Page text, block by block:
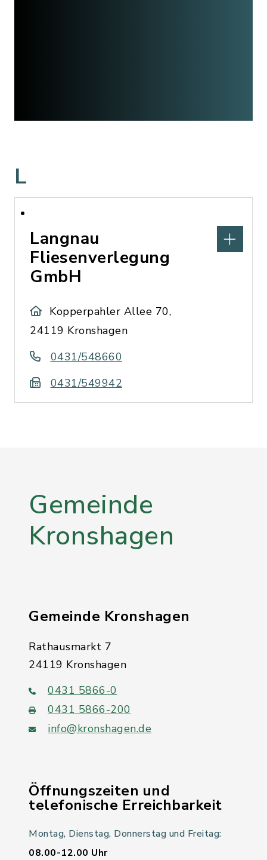
L
Langnau
Fliesenverlegung
GmbH
Kopperpahler Allee 70,
24119 Kronshagen
0431/548660
0431/549942
Gemeinde
Kronshagen
Gemeinde Kronshagen
Rathausmarkt 7
24119 Kronshagen
0431 5866-0
0431 5866-200
info@kronshagen.de
Öffnungszeiten und
telefonische Erreichbarkeit
Montag, Dienstag, Donnerstag und Freitag:
08.00-12.00 Uhr